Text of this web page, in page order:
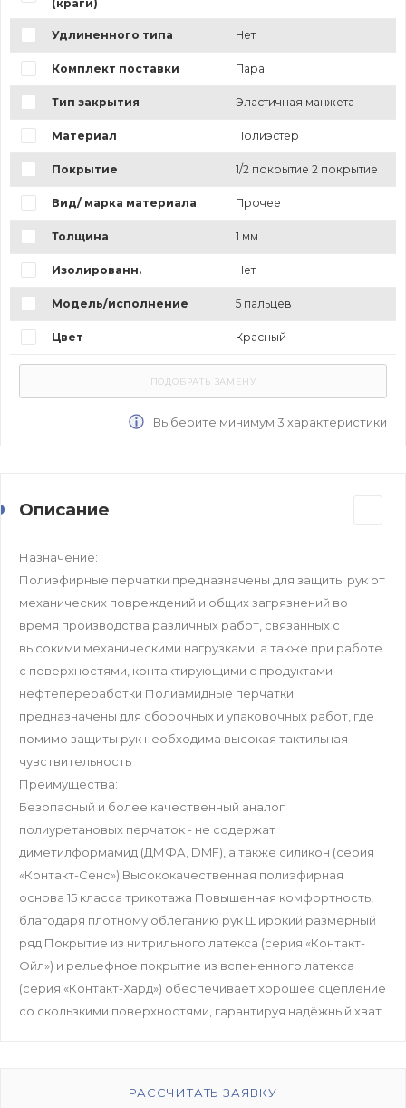
(краги)
Удлиненного типа Нет
Комплект поставки Пара
Тип закрытия Эластичная манжета
Материал Полиэстер
Покрытие 1/2 покрытие 2 покрытие
Вид/ марка материала Прочее
Толщина 1 мм
Изолированн. Нет
Модель/исполнение 5 пальцев
Цвет Красный
Выберите минимум 3 характеристики
Описание
Назначение:
Полиэфирные перчатки предназначены для защиты рук от
механических повреждений и общих загрязнений во
время производства различных работ, связанных с
высокими механическими нагрузками, а также при работе
с поверхностями, контактирующими с продуктами
нефтепереработки Полиамидные перчатки
предназначены для сборочных и упаковочных работ, где
помимо защиты рук необходима высокая тактильная
чувствительность
Преимущества:
Безопасный и более качественный аналог
полиуретановых перчаток - не содержат
диметилформамид (ДМФА, DMF), а также силикон (серия
«Контакт-Сенс») Высококачественная полиэфирная
основа 15 класса трикотажа Повышенная комфортность,
благодаря плотному облеганию рук Широкий размерный
ряд Покрытие из нитрильного латекса (серия «Контакт-
Ойл») и рельефное покрытие из вспененного латекса
(серия «Контакт-Хард») обеспечивает хорошее сцепление
со скользкими поверхностями, гарантируя надёжный хват
РАССЧИТАТЬ ЗАЯВКУ